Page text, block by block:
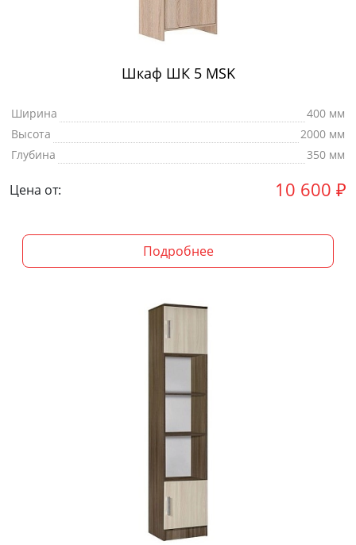
Шкаф ШК 5 MSK
Ширина
400 мм
Высота
2000 мм
Глубина
350 мм
Цена от: 10 600 ₽
Подробнее